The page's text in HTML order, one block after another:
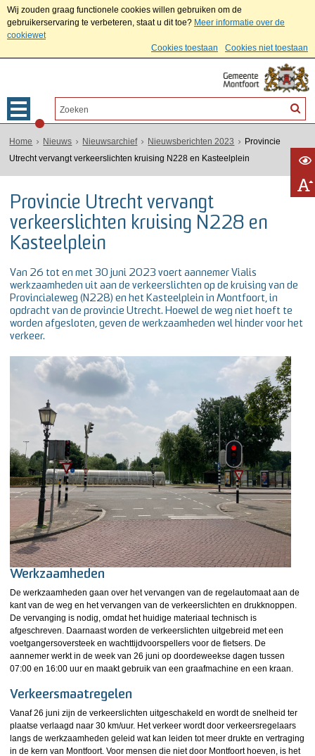
Wij zouden graag functionele cookies willen gebruiken om de
gebruikerservaring te verbeteren, staat u dit toe? Meer informatie over de
cookiewet
Cookies toestaan
Cookies niet toestaan
Home Nieuws Nieuwsarchief Nieuwsberichten 2023
Provincie
Utrecht vervangt verkeerslichten kruising N228 en Kasteelplein
Provincie Utrecht vervangt
verkeerslichten kruising N228 en
Kasteelplein
Van 26 tot en met 30 juni 2023 voert aannemer Vialis
werkzaamheden uit aan de verkeerslichten op de kruising van de
Provincialeweg (N228) en het Kasteelplein in Montfoort, in
opdracht van de provincie Utrecht. Hoewel de weg niet hoeft te
worden afgesloten, geven de werkzaamheden wel hinder voor het
verkeer.
Werkzaamheden
De werkzaamheden gaan over het vervangen van de regelautomaat aan de
kant van de weg en het vervangen van de verkeerslichten en drukknoppen.
De vervanging is nodig, omdat het huidige materiaal technisch is
afgeschreven. Daarnaast worden de verkeerslichten uitgebreid met een
voetgangersoversteek en wachttijdvoorspellers voor de fietsers. De
aannemer werkt in de week van 26 juni op doordeweekse dagen tussen
07:00 en 16:00 uur en maakt gebruik van een graafmachine en een kraan.
Verkeersmaatregelen
Vanaf 26 juni zijn de verkeerslichten uitgeschakeld en wordt de snelheid ter
plaatse verlaagd naar 30 km/uur. Het verkeer wordt door verkeersregelaars
langs de werkzaamheden geleid wat kan leiden tot meer drukte en vertraging
in de kern van Montfoort. Voor mensen die niet door Montfoort hoeven, is het